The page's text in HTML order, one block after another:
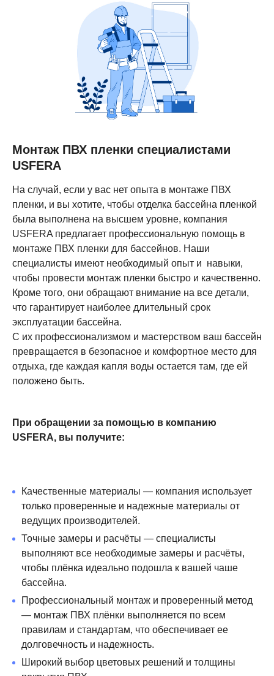
Монтаж ПВХ пленки специалистами
USFERA
На случай, если у вас нет опыта в монтаже ПВХ
пленки, и вы хотите, чтобы отделка бассейна пленкой
была выполнена на высшем уровне, компания
USFERA предлагает профессиональную помощь в
монтаже ПВХ пленки для бассейнов. Наши
специалисты имеют необходимый опыт и навыки,
чтобы провести монтаж пленки быстро и качественно.
Кроме того, они обращают внимание на все детали,
что гарантирует наиболее длительный срок
эксплуатации бассейна.
С их профессионализмом и мастерством ваш бассейн
превращается в безопасное и комфортное место для
отдыха, где каждая капля воды остается там, где ей
положено быть.
При обращении за помощью в компанию
USFERA, вы получите:
Качественные материалы — компания использует
только проверенные и надежные материалы от
ведущих производителей.
Точные замеры и расчёты — специалисты
выполняют все необходимые замеры и расчёты,
чтобы плёнка идеально подошла к вашей чаше
бассейна.
Профессиональный монтаж и проверенный метод
— монтаж ПВХ плёнки выполняется по всем
правилам и стандартам, что обеспечивает ее
долговечность и надежность.
Широкий выбор цветовых решений и толщины